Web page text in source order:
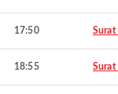
17:50 Surat
18:55 Surat